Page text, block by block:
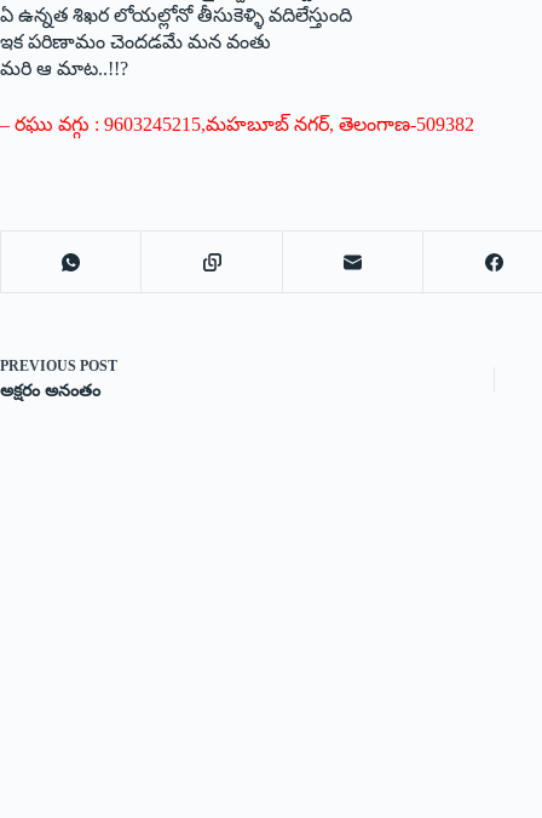
ఏ ఉన్నత శిఖర లోయల్లోనో తీసుకెళ్ళి వదిలేస్తుంది
ఇక పరిణామం చెందడమే మన వంతు
మరి ఆ మాట..!!?
– రఘు వగ్గు : 9603245215,మహబూబ్‌ ‌నగర్‌, ‌తెలంగాణ-509382
PREVIOUS POST
అక్షరం అనంతం